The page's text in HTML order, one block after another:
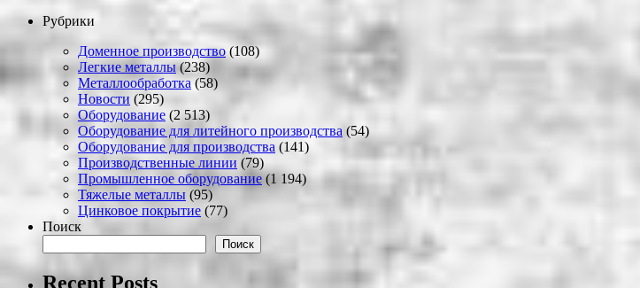
Рубрики
Доменное производство (108)
Легкие металлы(238)
Металлообработка(58)
Новости (295)
Оборудование (2 513)
Оборудование для литейного производства (54)
Оборудование для производства (141)
Производственные линии (79)
Промышленное оборудование (1 194)
Тяжелые металлы (95)
Цинковое покрытие (77)
Поиск
Поиск
Recent Posts